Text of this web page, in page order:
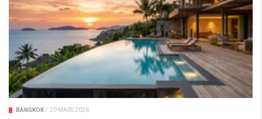
BANGKOK / 20 MARS 2026